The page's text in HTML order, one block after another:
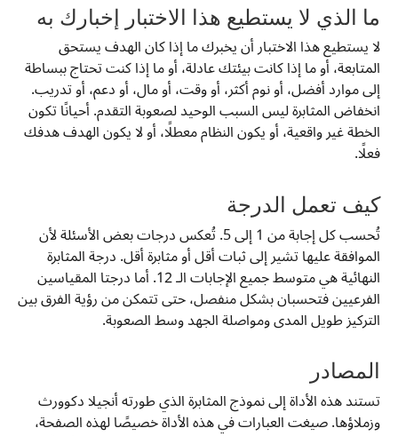
ما الذي لا يستطيع هذا الاختبار إخبارك به
لا يستطيع هذا الاختبار أن يخبرك ما إذا كان الهدف يستحق
المتابعة، أو ما إذا كانت بيئتك عادلة، أو ما إذا كنت تحتاج ببساطة
إلى موارد أفضل، أو نوم أكثر، أو وقت، أو مال، أو دعم، أو تدريب.
انخفاض المثابرة ليس السبب الوحيد لصعوبة التقدم. أحيانًا تكون
الخطة غير واقعية، أو يكون النظام معطلًا، أو لا يكون الهدف هدفك
فعلًا.
كيف تعمل الدرجة
تُحسب كل إجابة من 1 إلى 5. تُعكس درجات بعض الأسئلة لأن
الموافقة عليها تشير إلى ثبات أقل أو مثابرة أقل. درجة المثابرة
النهائية هي متوسط جميع الإجابات الـ 12. أما درجتا المقياسين
الفرعيين فتحسبان بشكل منفصل، حتى تتمكن من رؤية الفرق بين
التركيز طويل المدى ومواصلة الجهد وسط الصعوبة.
المصادر
تستند هذه الأداة إلى نموذج المثابرة الذي طورته أنجيلا دكوورث
وزملاؤها. صيغت العبارات في هذه الأداة خصيصًا لهذه الصفحة،